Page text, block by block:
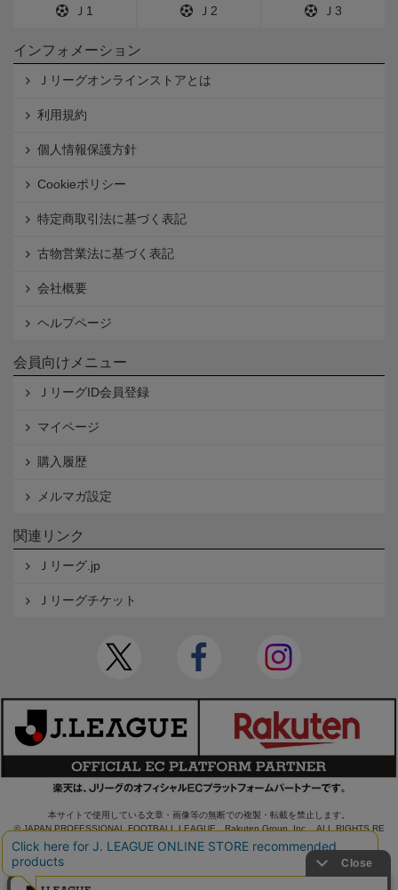
Ｊ1 Ｊ2 Ｊ3
インフォメーション
Ｊリーグオンラインストアとは
利用規約
個人情報保護方針
Cookieポリシー
特定商取引法に基づく表記
古物営業法に基づく表記
会社概要
ヘルプページ
会員向けメニュー
ＪリーグID会員登録
マイページ
購入履歴
メルマガ設定
関連リンク
Ｊリーグ.jp
Ｊリーグチケット
本サイトで使用している文章・画像等の無断での複製・転載を禁止します。
© JAPAN PROFESSIONAL FOOTBALL LEAGUE Rakuten Group, Inc. ALL RIGHTS RE
SERVED.